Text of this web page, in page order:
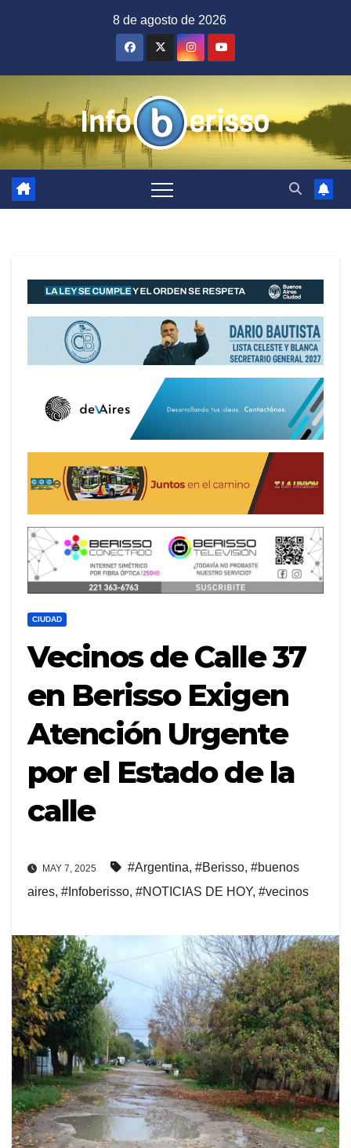
8 de agosto de 2026
CIUDAD
Vecinos de Calle 37
en Berisso Exigen
Atención Urgente
por el Estado de la
calle
MAY 7, 2025 #Argentina, #Berisso, #buenos
aires, #Infoberisso, #NOTICIAS DE HOY, #vecinos